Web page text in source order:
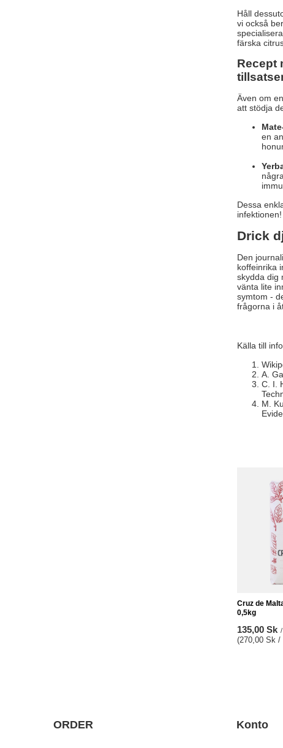
Håll
vi också
färska
Recept
Även om
att stödja
en
Dessa
infektionen!
Drick
Den
koffeinrika
skydda dig
vänta lite
symtom -
frågorna i
Källa till
A.
C. I.
M.
Cruz de
0,5kg
135,00 Sk /
(270,00 Sk /
ORDER Konto